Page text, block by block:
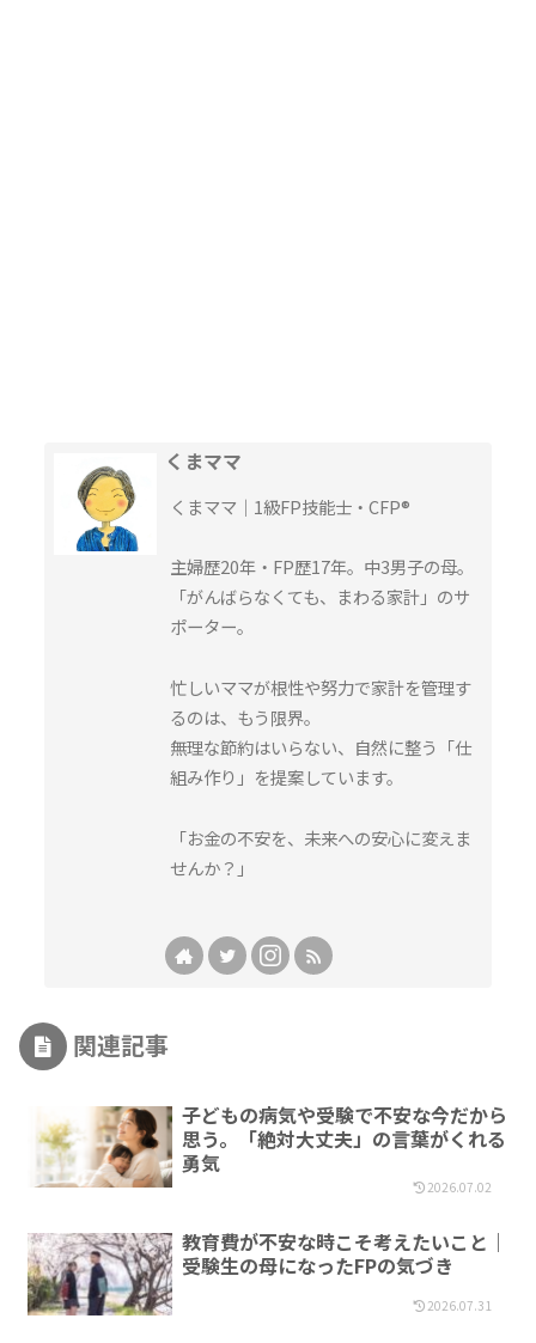
くまママ
くまママ｜1級FP技能士・CFP®︎
主婦歴20年・FP歴17年。中3男子の母。
「がんばらなくても、まわる家計」のサ
ポーター。
忙しいママが根性や努力で家計を管理す
るのは、もう限界。
無理な節約はいらない、自然に整う「仕
組み作り」を提案しています。
「お金の不安を、未来への安心に変えま
せんか？」
関連記事
子どもの病気や受験で不安な今だから
思う。「絶対大丈夫」の言葉がくれる
勇気
2026.07.02
教育費が不安な時こそ考えたいこと｜
受験生の母になったFPの気づき
2026.07.31